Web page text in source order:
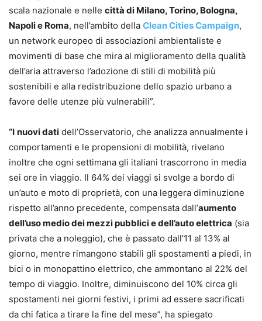
scala nazionale e nelle città di Milano, Torino, Bologna,
Napoli e Roma, nell’ambito della Clean Cities Campaign,
un network europeo di associazioni ambientaliste e
movimenti di base che mira al miglioramento della qualità
dell’aria attraverso l’adozione di stili di mobilità più
sostenibili e alla redistribuzione dello spazio urbano a
favore delle utenze più vulnerabili”.
“I nuovi dati dell’Osservatorio, che analizza annualmente i
comportamenti e le propensioni di mobilità, rivelano
inoltre che ogni settimana gli italiani trascorrono in media
sei ore in viaggio. Il 64% dei viaggi si svolge a bordo di
un’auto e moto di proprietà, con una leggera diminuzione
rispetto all’anno precedente, compensata dall’aumento
dell’uso medio dei mezzi pubblici e dell’auto elettrica (sia
privata che a noleggio), che è passato dall’11 al 13% al
giorno, mentre rimangono stabili gli spostamenti a piedi, in
bici o in monopattino elettrico, che ammontano al 22% del
tempo di viaggio. Inoltre, diminuiscono del 10% circa gli
spostamenti nei giorni festivi, i primi ad essere sacrificati
da chi fatica a tirare la fine del mese”, ha spiegato